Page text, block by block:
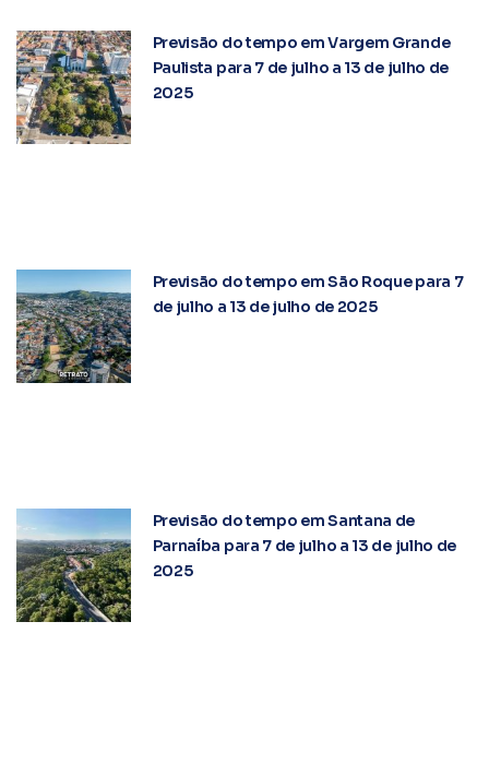
Previsão do tempo em Vargem Grande
Paulista para 7 de julho a 13 de julho de
2025
Previsão do tempo em São Roque para 7
de julho a 13 de julho de 2025
Previsão do tempo em Santana de
Parnaíba para 7 de julho a 13 de julho de
2025